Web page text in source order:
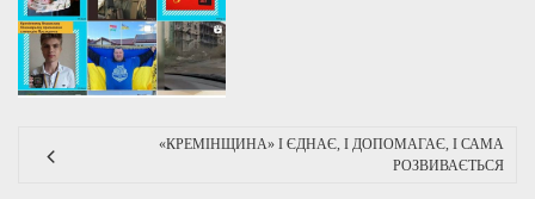
«КРЕМІНЩИНА» І ЄДНАЄ, І ДОПОМАГАЄ, І САМА
РОЗВИВАЄТЬСЯ